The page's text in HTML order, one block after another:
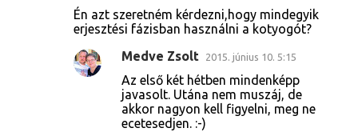
Én azt szeretném kérdezni,hogy mindegyik
erjesztési fázisban használni a kotyogót?
Medve Zsolt 2015. június 10. 5:15
Az első két hétben mindenképp
javasolt. Utána nem muszáj, de
akkor nagyon kell figyelni, meg ne
ecetesedjen. :-)